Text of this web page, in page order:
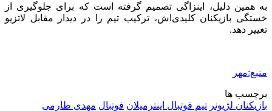
به همین دلیل، اینزاگی تصمیم گرفته است که برای جلوگیری از
خستگی بازیکنان کلیدی‌اش، ترکیب تیم را در دیدار مقابل لاتزیو
تغییر دهد.
منبع:مهر
برچسب ها
بازیکنان لژیونر تیم فوتبال اینترمیلان فوتبال مهدی طارمی